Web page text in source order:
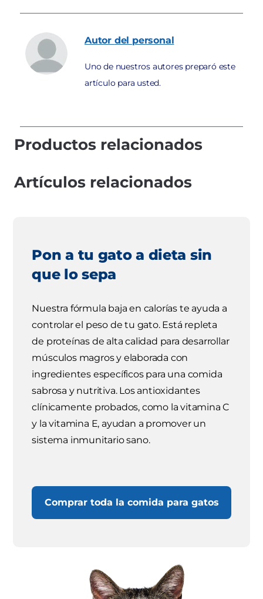
Autor del personal
Uno de nuestros autores preparó este
artículo para usted.
Productos relacionados
Artículos relacionados
Pon a tu gato a dieta sin
que lo sepa
Nuestra fórmula baja en calorías te ayuda a
controlar el peso de tu gato. Está repleta
de proteínas de alta calidad para desarrollar
músculos magros y elaborada con
ingredientes específicos para una comida
sabrosa y nutritiva. Los antioxidantes
clínicamente probados, como la vitamina C
y la vitamina E, ayudan a promover un
sistema inmunitario sano.
Comprar toda la comida para gatos